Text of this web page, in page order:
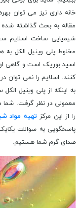
خانه داری نیز می توان
مقاله به بحث گذاشته
شیمیایی ساخت اسلایم
مخلوط پلی وینیل الکل به
اسید بوریک است و گاهی
کنند. اسلایم را نمی توان
به اینکه از پلی وینیل
معمولی در نظر گرفت. شما
را از این مرکز تهیه مواد
پاسخگویی به سوالات
صدای گرم شما هستیم.